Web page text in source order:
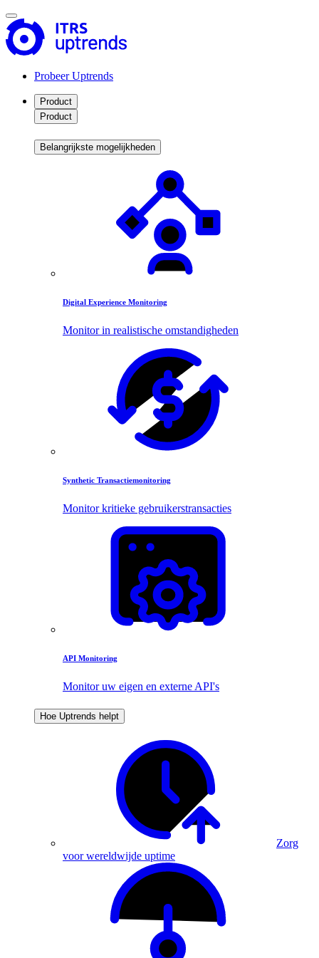
Probeer Uptrends
Product
Product
Belangrijkste mogelijkheden
Digital Experience Monitoring
Monitor in realistische omstandigheden
Synthetic Transactiemonitoring
Monitor kritieke gebruikerstransacties
API Monitoring
Monitor uw eigen en externe API's
Hoe Uptrends helpt
Zorg
voor wereldwijde uptime